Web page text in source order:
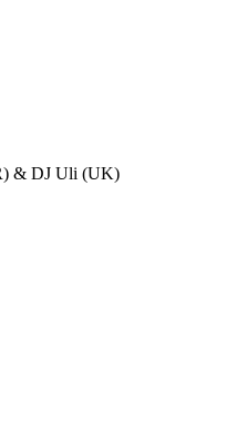
& DJ Uli (UK)